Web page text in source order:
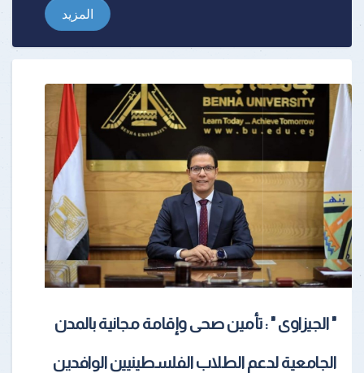
المزيد
" الجيزاوى " : تأمين صحى وإقامة مجانية بالمدن
الجامعية لدعم الطلاب الفلسطينيين الوافدين